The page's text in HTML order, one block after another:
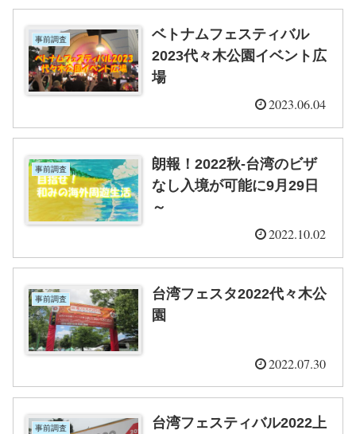
事前調査
ベトナムフェスティバル
2023代々木公園イベント広
場
2023.06.04
事前調査
朗報！2022秋-台湾のビザ
なし入境が可能に9月29日
～
2022.10.02
事前調査
台湾フェスタ2022代々木公
園
2022.07.30
事前調査
台湾フェスティバル2022上